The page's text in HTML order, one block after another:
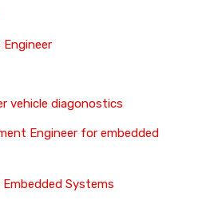
vehicle diagonostics
Engineer for embedded
Systems